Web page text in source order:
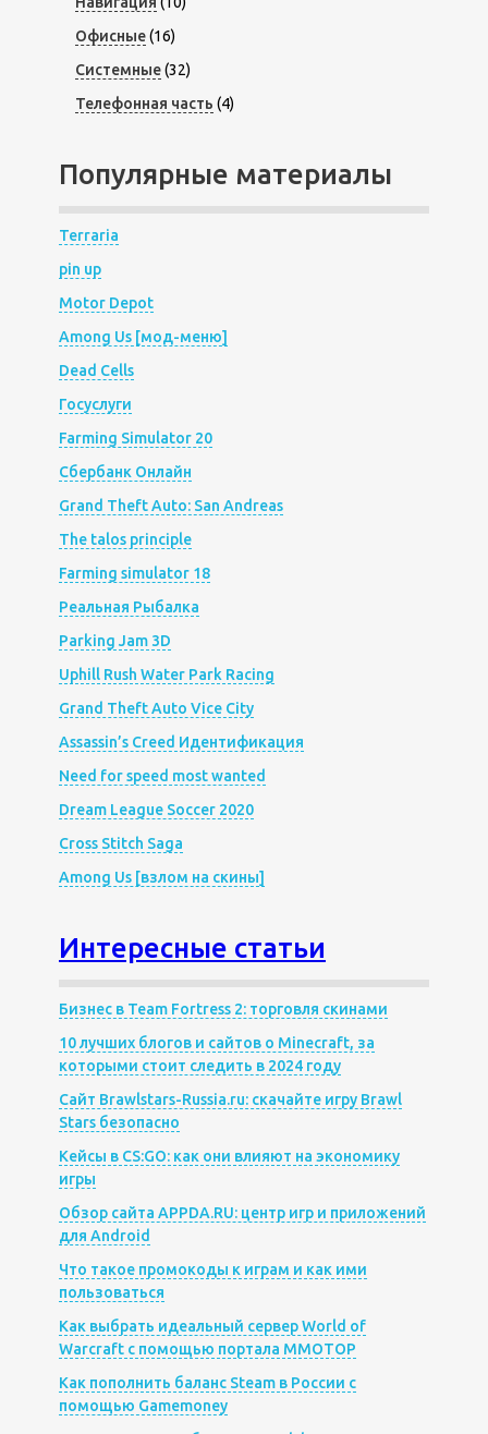
Офисные(16)
Системные(32)
Телефонная часть (4)
Популярные материалы
Terraria
pin up
Motor Depot
Among Us [мод-меню]
Dead Cells
Госуслуги
Farming Simulator 20
Сбербанк Онлайн
Grand Theft Auto: San Andreas
The talos principle
Farming simulator 18
Реальная Рыбалка
Parking Jam 3D
Uphill Rush Water Park Racing
Grand Theft Auto Vice City
Assassin’s Creed Идентификация
Need for speed most wanted
Dream League Soccer 2020
Cross Stitch Saga
Among Us [взлом на скины]
Интересные статьи
Бизнес в Team Fortress 2: торговля скинами
10 лучших блогов и сайтов о Minecraft, за
которыми стоит следить в 2024 году
Сайт Brawlstars-Russia.ru: скачайте игру Brawl
Stars безопасно
Кейсы в CS:GO: как они влияют на экономику
игры
Обзор сайта APPDA.RU: центр игр и приложений
для Android
Что такое промокоды к играм и как ими
пользоваться
Как выбрать идеальный сервер World of
Warcraft с помощью портала MMOTOP
Как пополнить баланс Steam в России с
помощью Gamemoney